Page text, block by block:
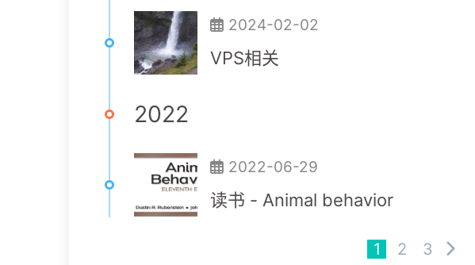
2024-02-02
VPS相关
2022
2022-06-29
读书 - Animal behavior
1 2 3